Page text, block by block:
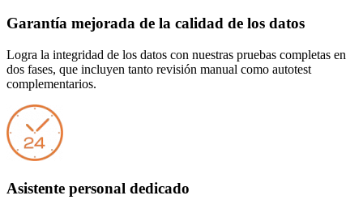
Garantía mejorada de la calidad de los datos
Logra la integridad de los datos con nuestras pruebas completas en
dos fases, que incluyen tanto revisión manual como autotest
complementarios.
Asistente personal dedicado